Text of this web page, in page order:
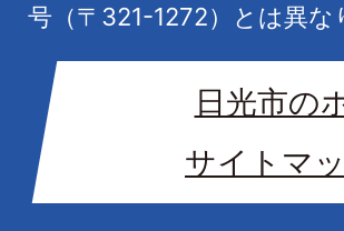
号（〒321-1272）とは異な
日光市の
サイトマ